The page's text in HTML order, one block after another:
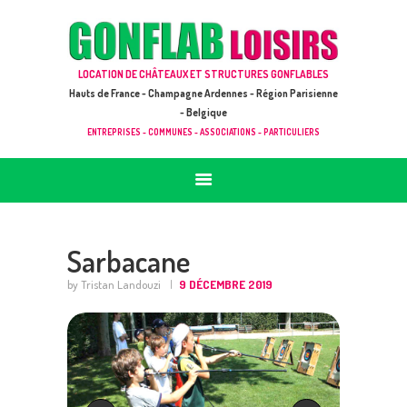
LOCATION DE CHÂTEAUX ET STRUCTURES GONFLABLES
Hauts de France - Champagne Ardennes - Région Parisienne
- Belgique
ENTREPRISES - COMMUNES - ASSOCIATIONS - PARTICULIERS
GONFLAB LOISIRS
ACCUEIL
JEUX À LOUER & PRESTATIONS
CATALOGUE / TARIF
DEMANDE DE DEVIS (SOUS 24H)
Sarbacane
by Tristan Landouzi 9 DÉCEMBRE 2019